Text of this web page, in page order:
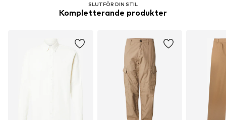
SLUTFÖR DIN STIL
Kompletterande produkter